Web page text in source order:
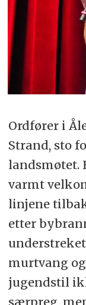
Ordfører i
Strand, sto
landsmøtet.
varmt
linjene
etter
murtvang
jugendstil
særpreg,